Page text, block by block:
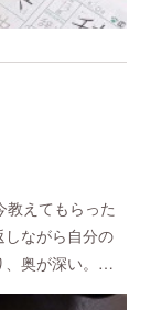
えてもらった
ながら自分の
、奥が深い。…